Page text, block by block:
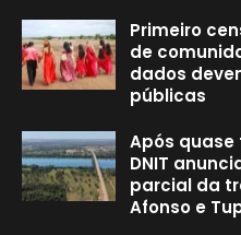
Primeiro
de
dados
públicas
Após quase
DNIT
parcial da
Afonso e